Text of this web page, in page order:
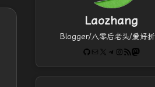
Laozhang
Blogger/八零后老头/爱好
GitHub
电子邮件 X Telegram
Instagram
RSS Feed